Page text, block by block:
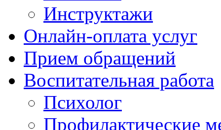
Инструктажи
Онлайн-оплата услуг
Прием обращений
Воспитательная работа
Психолог
Профилактические